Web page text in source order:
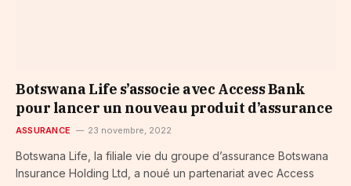
Botswana Life s’associe avec Access Bank
pour lancer un nouveau produit d’assurance
ASSURANCE 23 novembre, 2022
Botswana Life, la filiale vie du groupe d’assurance Botswana
Insurance Holding Ltd, a noué un partenariat avec Access